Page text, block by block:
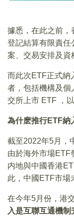
據悉，在此之前，
登記結算有限責任
案、交易安排及資
而此次ETF正式納
者，包括機構及個
交所上市 ETF ，
為什麽推行ETF納
截至2022年5月，
由於海外市場ETF
内地與中國香港
此，中國ETF市場
在今年5月份，港
入是互聯互通機